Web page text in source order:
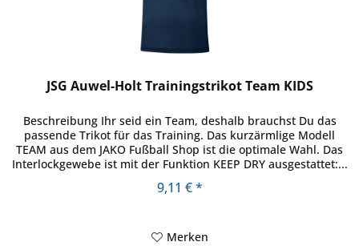
JSG Auwel-Holt Trainingstrikot Team KIDS
Beschreibung Ihr seid ein Team, deshalb brauchst Du das
passende Trikot für das Training. Das kurzärmlige Modell
TEAM aus dem JAKO Fußball Shop ist die optimale Wahl. Das
Interlockgewebe ist mit der Funktion KEEP DRY ausgestattet:...
9,11 € *
Merken